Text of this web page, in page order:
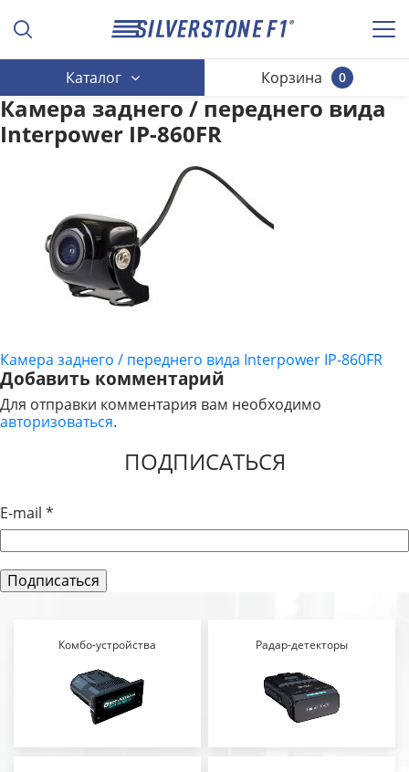
Каталог 0
Корзина
Камера заднего / переднего вида
Interpower IP-860FR
НАВИГАЦИЯ
ПО
ЗАПИСЯМ
Камера заднего / переднего вида Interpower IP-860FR
Добавить комментарий
Для отправки комментария вам необходимо
авторизоваться.
ПОДПИСАТЬСЯ
E-mail *
Комбо-устройства Радар-детекторы